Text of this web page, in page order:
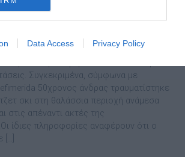
Data Access Privacy Policy
με τζετ σκι στον Καστό
με ταχύτητα στη
τζετ σκι συνέβη στον Καστό Λευκάδας, με
Συγκεκριμένα, σύμφωνα με
50χρονος άνδρας τραυματίστηκε
σκι στη θαλάσσια περιοχή ανάμεσα
στις απέναντι ακτές της
ίδιες πληροφορίες αναφέρουν ότι ο